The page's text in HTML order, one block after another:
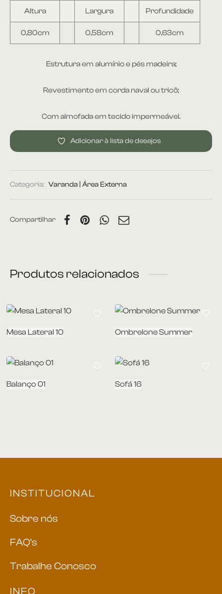
Altura Largura Profundidade
0,80cm 0,58cm 0,63cm
Estrutura em alumínio e pés madeira;
Revestimento em corda naval ou tricô;
Com almofada em tecido impermeável.
Adicionar à lista de desejos
Categoria: Varanda | Área Externa
Compartilhar
Produtos relacionados
Mesa Lateral 10 Ombrelone Summer
Balanço 01 Sofá 16
INSTITUCIONAL
Sobre nós
FAQ’s
Trabalhe Conosco
INFO